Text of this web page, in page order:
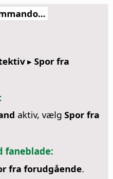
▸ Spor fra
aktiv, vælg Spor fra
faneblade:
fra forudgående.